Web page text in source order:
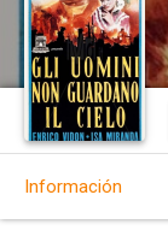
Información